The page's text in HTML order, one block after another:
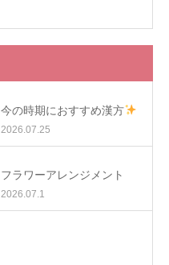
今の時期におすすめ漢方
2026.07.25
フラワーアレンジメント
2026.07.1